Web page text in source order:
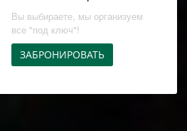
Вы выбираете, мы организуем
все "под ключ"!
ЗАБРОНИРОВАТЬ